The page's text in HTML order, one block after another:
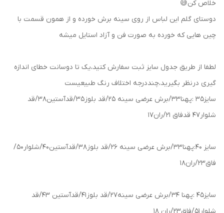
خلاص کن😅
دوستای گلم این لباس از روی سینه برش خورده و از همون قسمت با
چین هایی که خورده به صورت فن و آزاد استایل میشه
لطفا از طریق جدول سایز ثبت سفارش کتید،یک تا دوسانت خطای اندازه
گیری درنظر بگیرید،چنددرجه اختلاف رنگ طبیعیست
سایز35 :پهنا33/برش عرضی سینه 25/قد بلوز35/قدآستین38/قد
شلوار47 قدفاق 21/ران17
سایز 40:پهنا33/برش عرضی سینه 26/قد بلوز38/قدآستین40/شلوار50/
فاق23/ران18
سایز45 :پهنا 34/برش عرضی سینه27/قد بلوز41/قدآستین 43/قد